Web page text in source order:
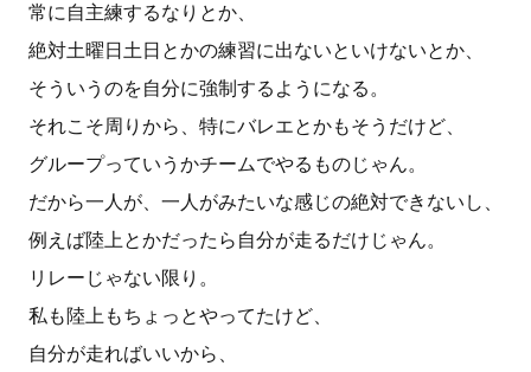
常に自主練するなりとか、
絶対土曜日土日とかの練習に出ないといけないとか、
そういうのを自分に強制するようになる。
それこそ周りから、特にバレエとかもそうだけど、
グループっていうかチームでやるものじゃん。
だから一人が、一人がみたいな感じの絶対できないし、
例えば陸上とかだったら自分が走るだけじゃん。
リレーじゃない限り。
私も陸上もちょっとやってたけど、
自分が走ればいいから、